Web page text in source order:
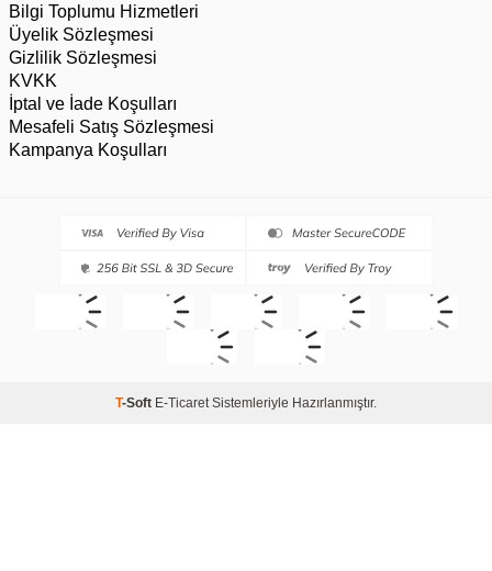
Bilgi Toplumu Hizmetleri
Üyelik Sözleşmesi
Gizlilik Sözleşmesi
KVKK
İptal ve İade Koşulları
Mesafeli Satış Sözleşmesi
Kampanya Koşulları
T-Soft E-Ticaret Sistemleriyle Hazırlanmıştır.